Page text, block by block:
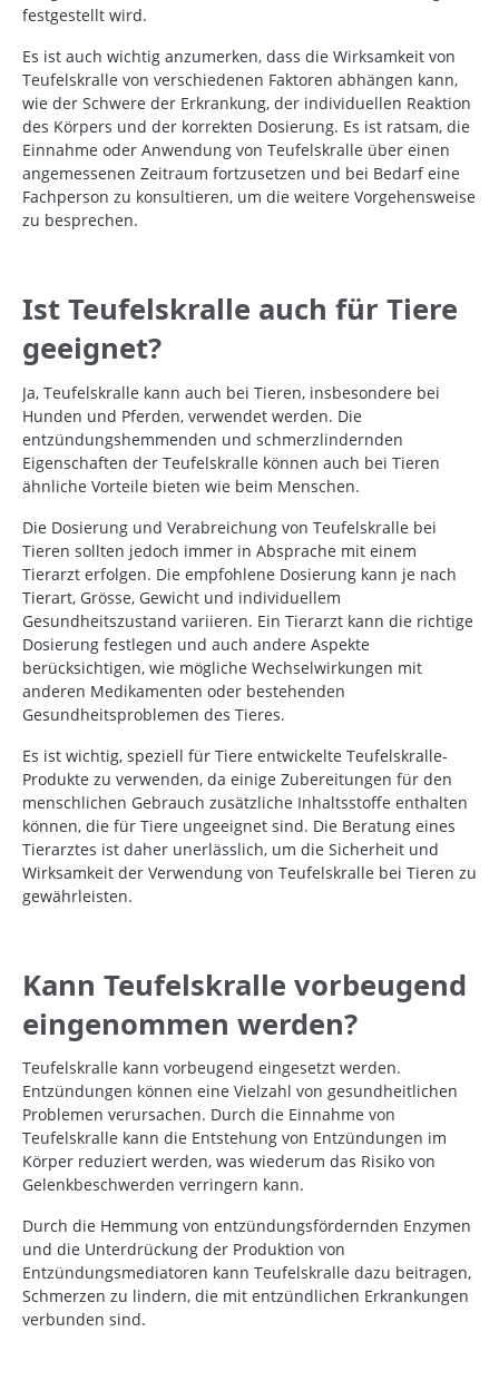
festgestellt wird.
Es ist auch wichtig anzumerken, dass die Wirksamkeit von
Teufelskralle von verschiedenen Faktoren abhängen kann,
wie der Schwere der Erkrankung, der individuellen Reaktion
des Körpers und der korrekten Dosierung. Es ist ratsam, die
Einnahme oder Anwendung von Teufelskralle über einen
angemessenen Zeitraum fortzusetzen und bei Bedarf eine
Fachperson zu konsultieren, um die weitere Vorgehensweise
zu besprechen.
Ist Teufelskralle auch für Tiere
geeignet?
Ja, Teufelskralle kann auch bei Tieren, insbesondere bei
Hunden und Pferden, verwendet werden. Die
entzündungshemmenden und schmerzlindernden
Eigenschaften der Teufelskralle können auch bei Tieren
ähnliche Vorteile bieten wie beim Menschen.
Die Dosierung und Verabreichung von Teufelskralle bei
Tieren sollten jedoch immer in Absprache mit einem
Tierarzt erfolgen. Die empfohlene Dosierung kann je nach
Tierart, Grösse, Gewicht und individuellem
Gesundheitszustand variieren. Ein Tierarzt kann die richtige
Dosierung festlegen und auch andere Aspekte
berücksichtigen, wie mögliche Wechselwirkungen mit
anderen Medikamenten oder bestehenden
Gesundheitsproblemen des Tieres.
Es ist wichtig, speziell für Tiere entwickelte Teufelskralle-
Produkte zu verwenden, da einige Zubereitungen für den
menschlichen Gebrauch zusätzliche Inhaltsstoffe enthalten
können, die für Tiere ungeeignet sind. Die Beratung eines
Tierarztes ist daher unerlässlich, um die Sicherheit und
Wirksamkeit der Verwendung von Teufelskralle bei Tieren zu
gewährleisten.
Kann Teufelskralle vorbeugend
eingenommen werden?
Teufelskralle kann vorbeugend eingesetzt werden.
Entzündungen können eine Vielzahl von gesundheitlichen
Problemen verursachen. Durch die Einnahme von
Teufelskralle kann die Entstehung von Entzündungen im
Körper reduziert werden, was wiederum das Risiko von
Gelenkbeschwerden verringern kann.
Durch die Hemmung von entzündungsfördernden Enzymen
und die Unterdrückung der Produktion von
Entzündungsmediatoren kann Teufelskralle dazu beitragen,
Schmerzen zu lindern, die mit entzündlichen Erkrankungen
verbunden sind.